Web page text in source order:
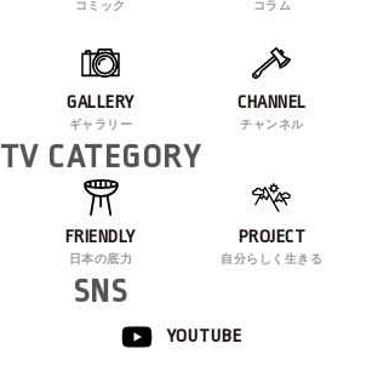
コミック コラム
GALLERY
ギャラリー
CHANNEL
チャンネル
TV CATEGORY
FRIENDLY
日本の底力
PROJECT
自分らしく生きる
SNS
YOUTUBE